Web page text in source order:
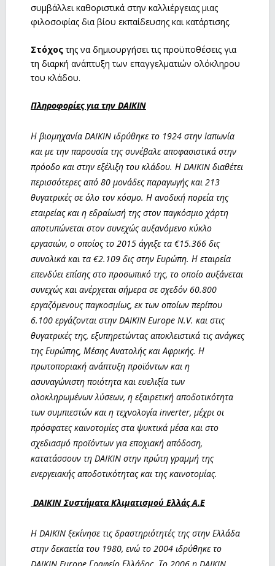
συμβάλλει καθοριστικά στην καλλιέργειας μιας
φιλοσοφίας δια βίου εκπαίδευσης και κατάρτισης.
Στόχοςτης να δημιουργήσει τις προϋποθέσεις για
τη διαρκή ανάπτυξη των επαγγελματιών ολόκληρου
του κλάδου.
Πληροφορίες για την DAIKIN
Η βιομηχανία DAIKIN ιδρύθηκε το 1924 στην Ιαπωνία
και με την παρουσία της συνέβαλε αποφασιστικά στην
πρόοδο και στην εξέλιξη του κλάδου. Η DAIKIN διαθέτει
περισσότερες από 80 μονάδες παραγωγής και 213
θυγατρικές σε όλο τον κόσμο. Η ανοδική πορεία της
εταιρείας και η εδραίωσή της στον παγκόσμιο χάρτη
αποτυπώνεται στον συνεχώς αυξανόμενο κύκλο
εργασιών, ο οποίος το 2015 άγγιξε τα €15.366 δις
συνολικά και τα €2.109 δις στην Ευρώπη. Η εταιρεία
επενδύει επίσης στο προσωπικό της, το οποίο αυξάνεται
συνεχώς και ανέρχεται σήμερα σε σχεδόν 60.800
εργαζόμενους παγκοσμίως, εκ των οποίων περίπου
6.100 εργάζονται στην DAIKIN Europe N.V. και στις
θυγατρικές της, εξυπηρετώντας αποκλειστικά τις ανάγκες
της Ευρώπης, Μέσης Ανατολής και Αφρικής. Η
πρωτοποριακή ανάπτυξη προϊόντων και η
ασυναγώνιστη ποιότητα και ευελιξία των
ολοκληρωμένων λύσεων, η εξαιρετική αποδοτικότητα
των συμπιεστών και η τεχνολογία inverter, μέχρι οι
πρόσφατες καινοτομίες στα ψυκτικά μέσα και στο
σχεδιασμό προϊόντων για εποχιακή απόδοση,
κατατάσσουν τη DAIKIN στην πρώτη γραμμή της
ενεργειακής αποδοτικότητας και της καινοτομίας.
DAIKINΣυστήματα Κλιματισμού Ελλάς Α.Ε
Η DAIKIN ξεκίνησε τις δραστηριότητές της στην Ελλάδα
στην δεκαετία του 1980, ενώ το 2004 ιδρύθηκε το
DAIKIN Europe Γραφείο Ελλάδος. Το 2006 η DAIKIN